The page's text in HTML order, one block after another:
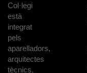
Col·legi
està
integrat
pels
aparelladors,
arquitectes
tècnics,